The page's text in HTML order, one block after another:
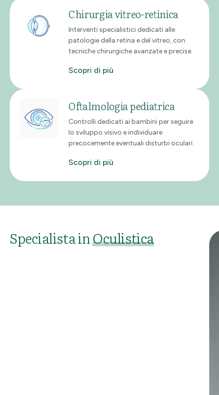
Chirurgia vitreo-retinica
Interventi specialistici dedicati alle
patologie della retina e del vitreo, con
tecniche chirurgiche avanzate e precise.
Scopri di più
Oftalmologia pediatrica
Controlli dedicati ai bambini per seguire
lo sviluppo visivo e individuare
precocemente eventuali disturbi oculari.
Scopri di più
Specialista inOculistica